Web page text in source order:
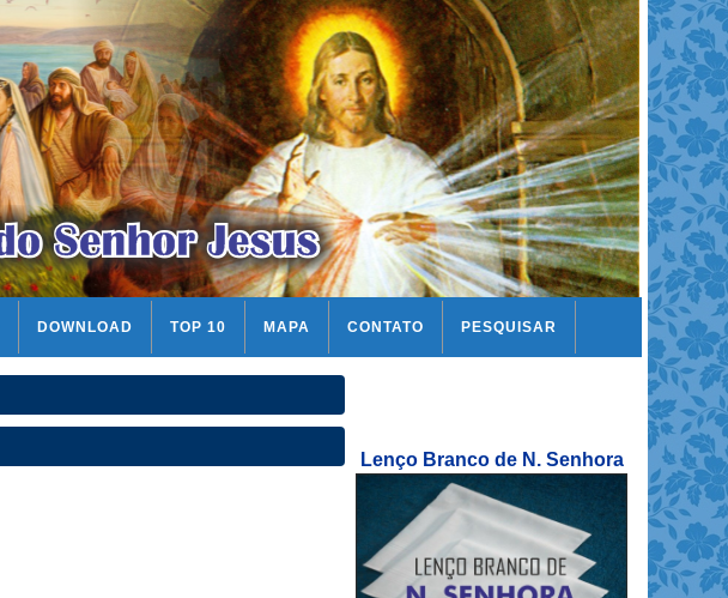
DOWNLOAD TOP 10 MAPA CONTATO PESQUISAR
Lenço Branco de N. Senhora